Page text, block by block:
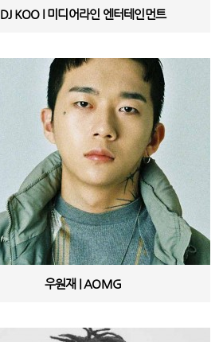
DJ KOO l 미디어라인 엔터테인먼트
우원재 | AOMG